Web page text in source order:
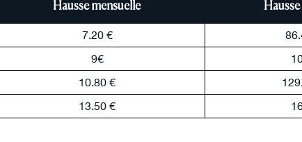
Hausse mensuelle
7.20 €
9€
10.80 €
13.50 €